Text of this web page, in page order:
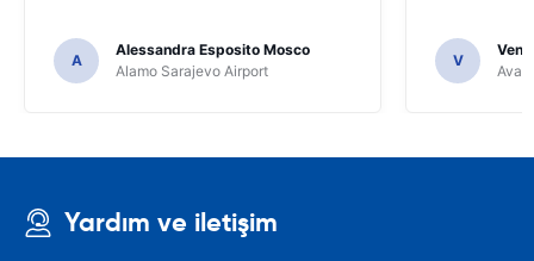
A
Alessandra Esposito Mosco
Alamo Sarajevo Airport
V
Yardım ve iletişim